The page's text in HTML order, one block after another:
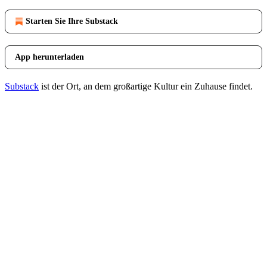
Starten Sie Ihre Substack
App herunterladen
Substack ist der Ort, an dem großartige Kultur ein Zuhause findet.